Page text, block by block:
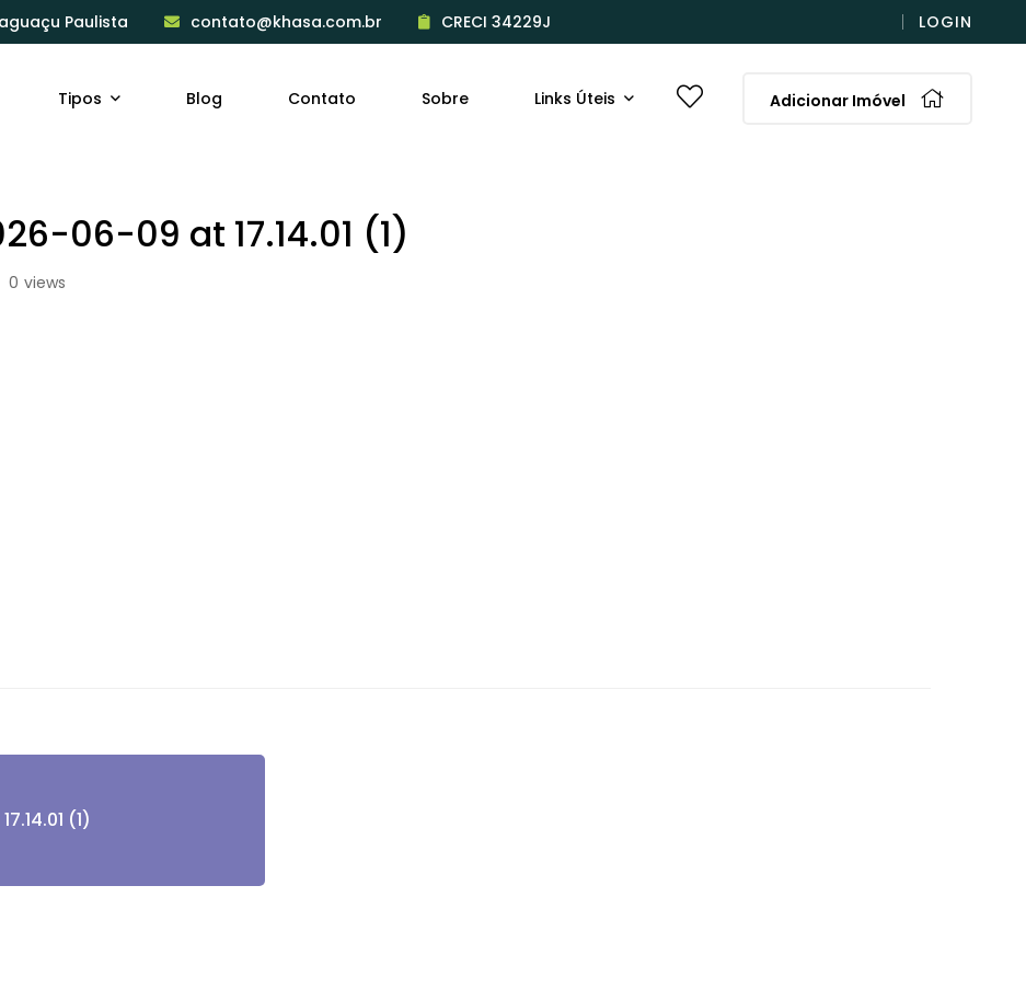
Paulista contato@khasa.com.br CRECI 34229J LOGIN
Tipos Blog Contato Sobre Links Úteis Adicionar Imóvel
06-09 at 17.14.01 (1)
views
0
(1)